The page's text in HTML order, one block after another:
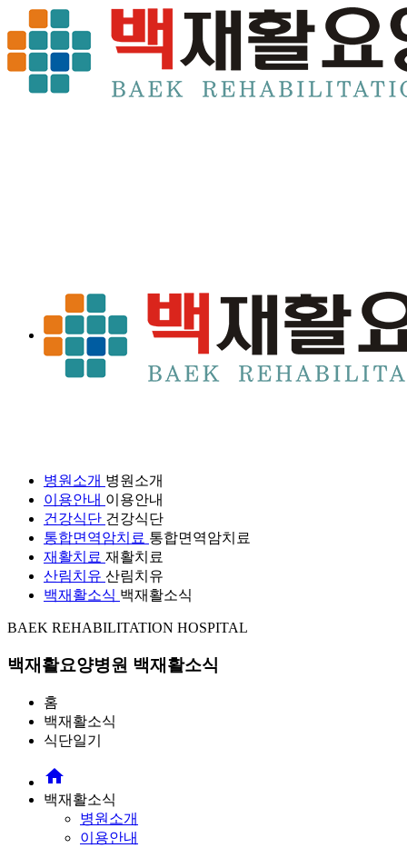
병원소개 병원소개
이용안내 이용안내
건강식단 건강식단
통합면역암치료 통합면역암치료
재활치료 재활치료
산림치유 산림치유
백재활소식 백재활소식
BAEK REHABILITATION HOSPITAL
백재활요양병원 백재활소식
홈
백재활소식
식단일기
home
백재활소식
병원소개
이용안내